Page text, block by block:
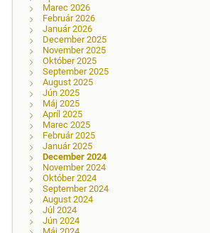
Marec 2026
Február 2026
Január 2026
December 2025
November 2025
Október 2025
September 2025
August 2025
Jún 2025
Máj 2025
Apríl 2025
Marec 2025
Február 2025
Január 2025
December 2024
November 2024
Október 2024
September 2024
August 2024
Júl 2024
Jún 2024